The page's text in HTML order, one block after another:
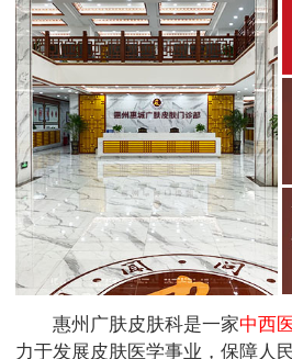
惠州广肤皮肤科是一家中西
力于发展皮肤医学事业，保障人